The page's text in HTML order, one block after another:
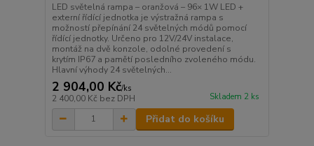
LED světelná rampa – oranžová – 96× 1W LED +
externí řídící jednotka je výstražná rampa s
možností přepínání 24 světelných módů pomocí
řídící jednotky. Určeno pro 12V/24V instalace,
montáž na dvě konzole, odolné provedení s
krytím IP67 a pamětí posledního zvoleného módu.
Hlavní výhody 24 světelných...
2 904,00 Kč/ks
2 400,00 Kč bez DPH Skladem 2 ks
Přidat do košíku